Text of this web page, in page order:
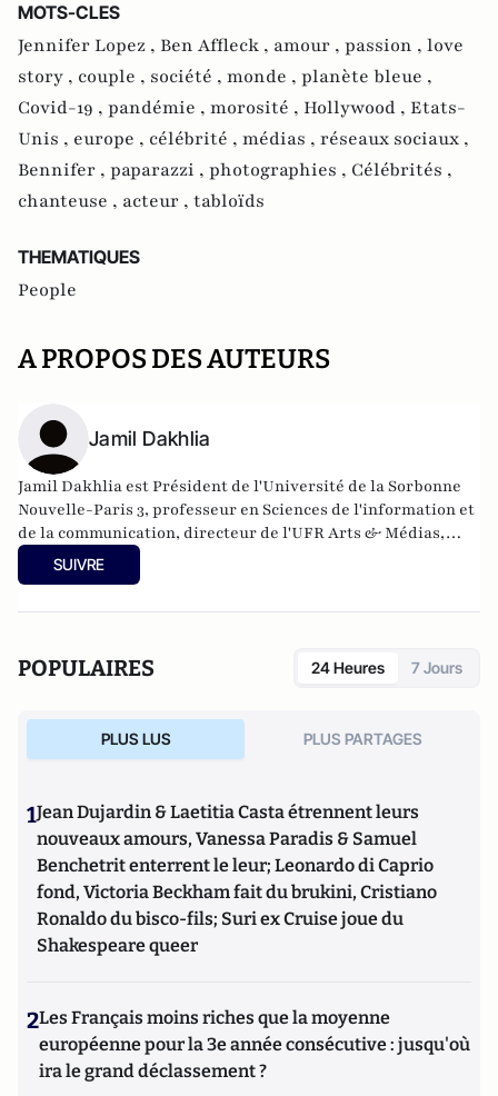
MOTS-CLES
Jennifer Lopez , Ben Affleck , amour , passion , love
story , couple , société , monde , planète bleue ,
Covid-19 , pandémie , morosité , Hollywood , Etats-
Unis , europe , célébrité , médias , réseaux sociaux ,
Bennifer , paparazzi , photographies , Célébrités ,
chanteuse , acteur , tabloïds
THEMATIQUES
People
A PROPOS DES AUTEURS
Jamil Dakhlia
Jamil Dakhlia est Président de l'Université de la Sorbonne
Nouvelle-Paris 3, professeur en Sciences de l'information et
de la communication, directeur de l'UFR Arts & Médias,
Université Paris 3 Sorbonne Nouvelle et historien et
sociologue des médias. Il a notamment écrit "
SUIVRE
POPULAIRES 24 Heures 7 Jours
PLUS LUS PLUS PARTAGES
1Jean Dujardin & Laetitia Casta étrennent leurs
nouveaux amours, Vanessa Paradis & Samuel
Benchetrit enterrent le leur; Leonardo di Caprio
fond, Victoria Beckham fait du brukini, Cristiano
Ronaldo du bisco-fils; Suri ex Cruise joue du
Shakespeare queer
2Les Français moins riches que la moyenne
européenne pour la 3e année consécutive : jusqu'où
ira le grand déclassement ?